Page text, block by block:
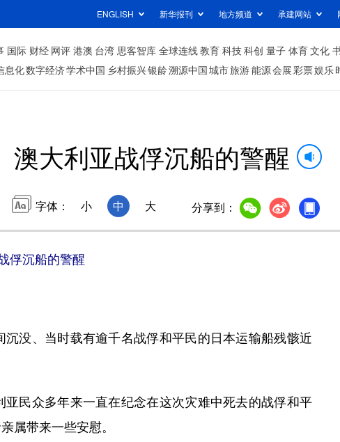
ENGLISH 新华报刊 地方频道 承建网站
国际 财经 网评 港澳 台湾 思客智库 全球连线教育 科技科创 量子 体育文化
息化数字经济学术中国 乡村振兴银龄溯源中国城市旅游能源会展彩票娱乐
澳大利亚战俘沉船的警醒
字体： 小 中 大 分享到：
俘沉船的警醒
没、当时载有逾千名战俘和平民的日本运输船残骸近
民众多年来一直在纪念在这次灾难中死去的战俘和平
属带来一些安慰。